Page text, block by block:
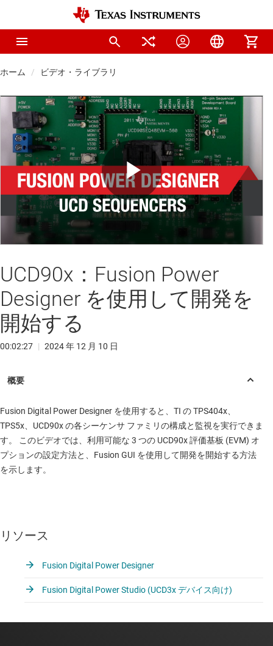
ホーム ビデオ・ライブラリ
Play
Video
UCD90x：Fusion Power
Designer を使用して開発を
開始する
00:02:27 | 2024 年 12 月 10 日
Fusion Digital Power Designer を使用すると、TI の TPS404x、
TPS5x、UCD90x の各シーケンサ ファミリの構成と監視を実行できま
す。 このビデオでは、利用可能な 3 つの UCD90x 評価基板 (EVM) オ
プションの設定方法と、Fusion GUI を使用して開発を開始する方法
を示します。
リソース
Fusion Digital Power Designer
Fusion Digital Power Studio (UCD3x デバイス向け)